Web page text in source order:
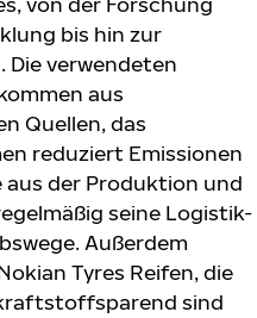
bis hin zur
Die verwendeten
aus
Quellen, das
reduziert Emissionen
aus der Produktion und
seine Logistik-
Außerdem
Tyres Reifen, die
sind